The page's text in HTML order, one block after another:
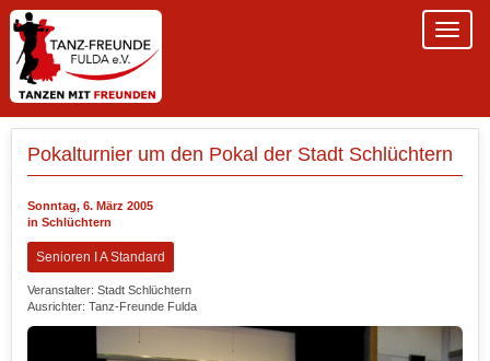
Pokalturnier um den Pokal der Stadt Schlüchtern
Sonntag, 6. März 2005
in Schlüchtern
Senioren I A Standard
Veranstalter: Stadt Schlüchtern
Ausrichter: Tanz-Freunde Fulda